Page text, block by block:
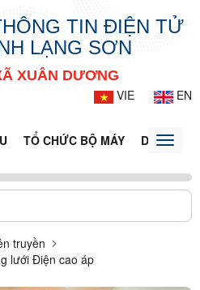
TIN ĐIỆN TỬ
LẠNG SƠN
XUÂN DƯƠNG
VIE
EN
TỔ CHỨC BỘ MÁY DOANH
Toggle
truyền
lưới Điện cao áp